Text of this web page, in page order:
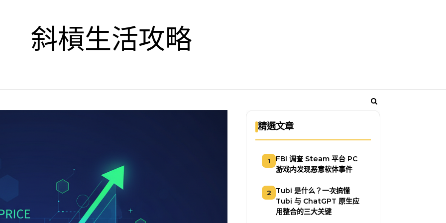
斜槓生活攻略
精選文章
1
FBI 调查 Steam 平台 PC
游戏内发现恶意软体事件
2
Tubi 是什么？一次搞懂
Tubi 与 ChatGPT 原生应
用整合的三大关键